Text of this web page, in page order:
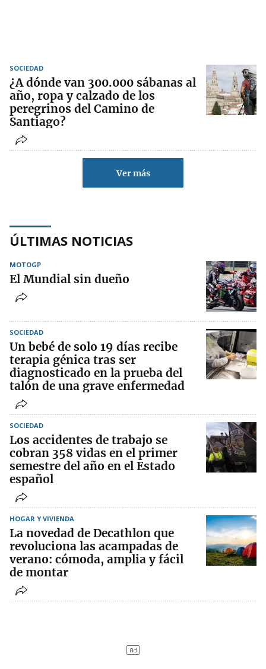
SOCIEDAD
¿A dónde van 300.000 sábanas al
año, ropa y calzado de los
peregrinos del Camino de
Santiago?
Ver más
ÚLTIMAS NOTICIAS
MOTOGP
El Mundial sin dueño
SOCIEDAD
Un bebé de solo 19 días recibe
terapia génica tras ser
diagnosticado en la prueba del
talón de una grave enfermedad
SOCIEDAD
Los accidentes de trabajo se
cobran 358 vidas en el primer
semestre del año en el Estado
español
HOGAR Y VIVIENDA
La novedad de Decathlon que
revoluciona las acampadas de
verano: cómoda, amplia y fácil
de montar